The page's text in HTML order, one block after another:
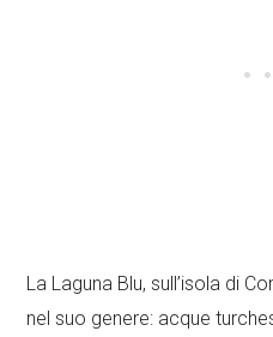
La Laguna Blu, sull’isola di
nel suo genere: acque